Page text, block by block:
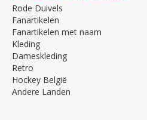
Rode Duivels
Fanartikelen
Fanartikelen met naam
Kleding
Dameskleding
Retro
Hockey België
Andere Landen